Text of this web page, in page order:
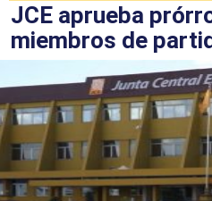
JCE aprueba
miembros de